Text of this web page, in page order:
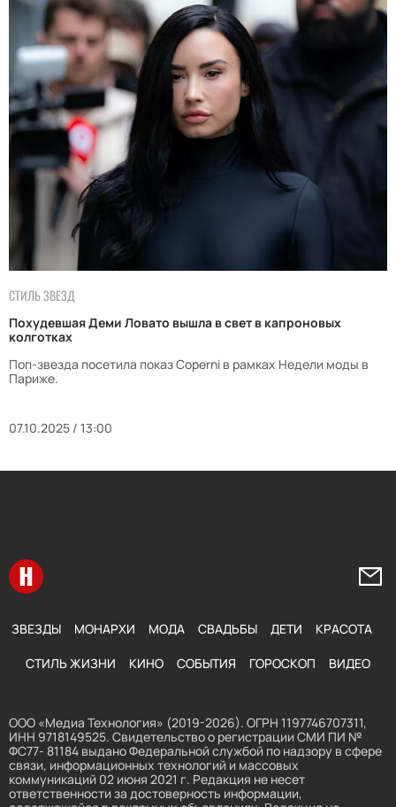
СТИЛЬ ЗВЕЗД
Похудевшая Деми Ловато вышла в свет в капроновых
колготках
Поп-звезда посетила показ Coperni в рамках Недели моды в
Париже.
07.10.2025 / 13:00
Перейти на главную
ЗВЕЗДЫ МОНАРХИ МОДА СВАДЬБЫ ДЕТИ КРАСОТА
СТИЛЬ ЖИЗНИ КИНО СОБЫТИЯ ГОРОСКОП ВИДЕО
ООО «Медиа Технология» (2019-2026). ОГРН 1197746707311,
ИНН 9718149525. Свидетельство о регистрации СМИ ПИ №
ФС77- 81184 выдано Федеральной службой по надзору в сфере
связи, информационных технологий и массовых
коммуникаций 02 июня 2021 г. Редакция не несет
ответственности за достоверность информации,